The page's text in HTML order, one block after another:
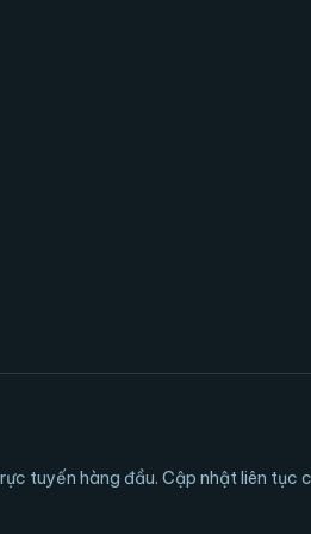
tuyến hàng đầu. Cập nhật liên tục